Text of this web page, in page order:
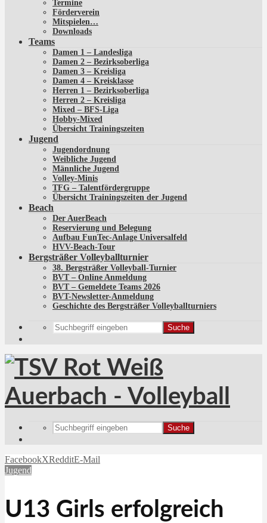
Termine
Förderverein
Mitspielen…
Downloads
Teams
Damen 1 – Landesliga
Damen 2 – Bezirksoberliga
Damen 3 – Kreisliga
Damen 4 – Kreisklasse
Herren 1 – Bezirksoberliga
Herren 2 – Kreisliga
Mixed – BFS-Liga
Hobby-Mixed
Übersicht Trainingszeiten
Jugend
Jugendordnung
Weibliche Jugend
Männliche Jugend
Volley-Minis
TFG – Talentfördergruppe
Übersicht Trainingszeiten der Jugend
Beach
Der AuerBeach
Reservierung und Belegung
Aufbau FunTec-Anlage Universalfeld
HVV-Beach-Tour
Bergsträßer Volleyballturnier
38. Bergsträßer Volleyball-Turnier
BVT – Online Anmeldung
BVT – Gemeldete Teams 2026
BVT-Newsletter-Anmeldung
Geschichte des Bergsträßer Volleyballturniers
Suche
Suche
FacebookXRedditE-Mail
Jugend
U13 Girls erfolgreich